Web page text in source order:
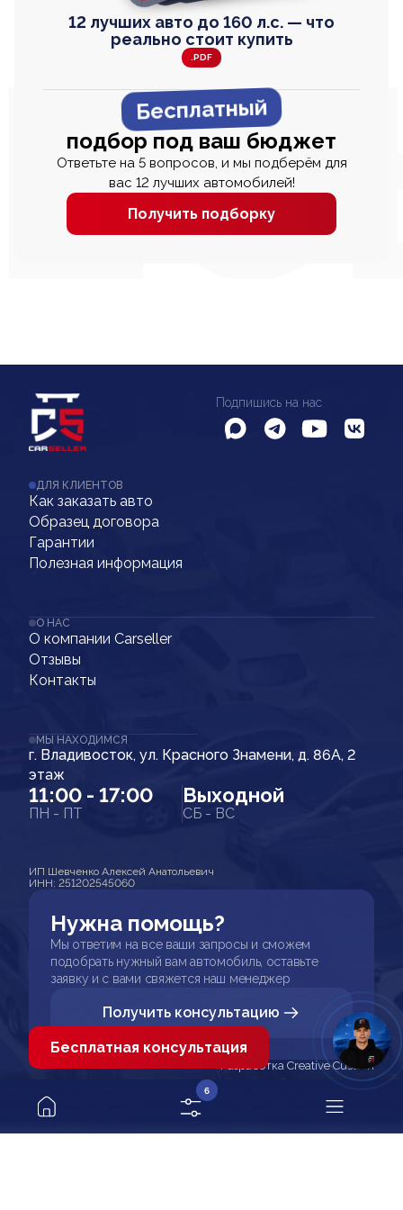
12 лучших авто до 160 л.с. — что
реально стоит купить
.PDF
Бесплатный
подбор под ваш бюджет
Ответьте на 5 вопросов, и мы подберём для
вас 12 лучших автомобилей!
Получить подборку
Подпишись на нас
ДЛЯ КЛИЕНТОВ
Как заказать авто
Образец договора
Гарантии
Полезная информация
О НАС
О компании Carseller
Отзывы
Контакты
МЫ НАХОДИМСЯ
г. Владивосток, ул. Красного Знамени, д. 86А, 2
этаж
11:00 - 17:00
ПН - ПТ
Выходной
СБ - ВС
ИП Шевченко Алексей Анатольевич
ИНН: 251202545060
Нужна помощь?
Мы ответим на все ваши запросы и сможем
подобрать нужный вам автомобиль, оставьте
заявку и с вами свяжется наш менеджер
Получить консультацию
Разработка Creative Custom
6
Бесплатная консультация